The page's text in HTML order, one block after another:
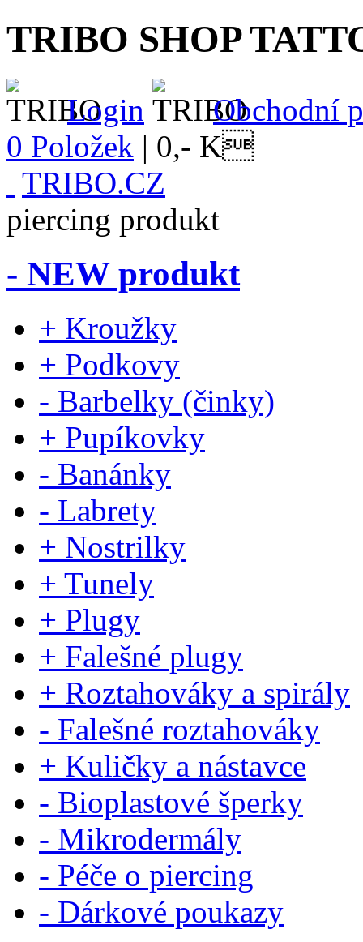
TRIBO SHOP
Login
Obchodní
0 Položek | 0,- K
TRIBO.CZ
piercing produkt
- NEW produkt
+ Kroužky
+ Podkovy
- Barbelky (činky)
+ Pupíkovky
- Banánky
- Labrety
+ Nostrilky
+ Tunely
+ Plugy
+ Falešné plugy
+ Roztahováky a spirály
- Falešné roztahováky
+ Kuličky a nástavce
- Bioplastové šperky
- Mikrodermály
- Péče o piercing
- Dárkové poukazy